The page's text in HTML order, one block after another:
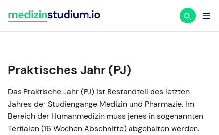
Inhalt
springen
Praktisches Jahr (PJ)
Das Praktische Jahr (PJ) ist Bestandteil des letzten
Jahres der Studiengänge Medizin und Pharmazie. Im
Bereich der Humanmedizin muss jenes in sogenannten
Tertialen (16 Wochen Abschnitte) abgehalten werden.